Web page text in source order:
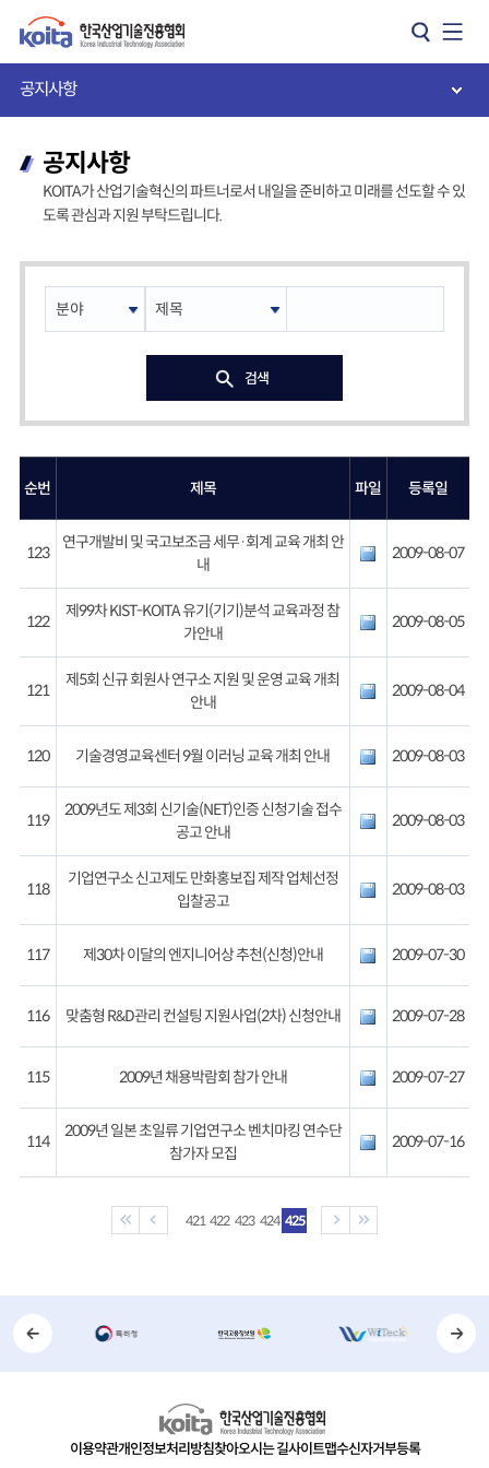
공지사항
공지사항
KOITA가 산업기술혁신의 파트너로서 내일을 준비하고 미래를 선도할 수 있
도록 관심과 지원 부탁드립니다.
검색
순번 제목 파일 등록일
123
연구개발비 및 국고보조금 세무·회계 교육 개최 안
내
2009-08-07
122
제99차 KIST-KOITA 유기(기기)분석 교육과정 참
가안내
2009-08-05
121
제5회 신규 회원사 연구소 지원 및 운영 교육 개최
안내
2009-08-04
120 기술경영교육센터 9월 이러닝 교육 개최 안내 2009-08-03
119
2009년도 제3회 신기술(NET)인증 신청기술 접수
공고 안내
2009-08-03
118
기업연구소 신고제도 만화홍보집 제작 업체선정
입찰공고
2009-08-03
117 제30차 이달의 엔지니어상 추천(신청)안내 2009-07-30
116 맞춤형 R&D관리 컨설팅 지원사업(2차) 신청안내 2009-07-28
115 2009년 채용박람회 참가 안내 2009-07-27
114
2009년 일본 초일류 기업연구소 벤치마킹 연수단
참가자 모집
2009-07-16
421 422 423 424 425
이용약관개인정보처리방침찾아오시는 길사이트맵수신자거부등록